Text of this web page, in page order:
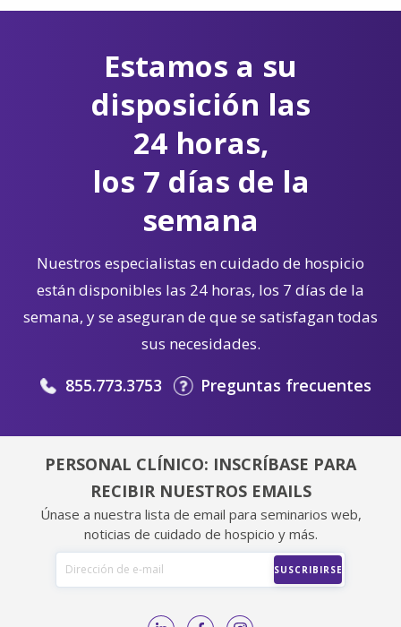
Estamos a su
disposición las
24 horas,
los 7 días de la
semana
Nuestros especialistas en cuidado de hospicio
están disponibles las 24 horas, los 7 días de la
semana, y se aseguran de que se satisfagan todas
sus necesidades.
855.773.3753 Preguntas frecuentes
PERSONAL CLÍNICO: INSCRÍBASE PARA
RECIBIR NUESTROS EMAILS
Únase a nuestra lista de email para seminarios web,
noticias de cuidado de hospicio y más.